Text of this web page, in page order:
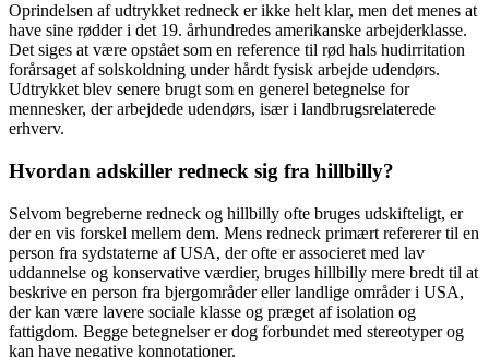
Oprindelsen af udtrykket redneck er ikke helt klar, men det menes at
have sine rødder i det 19. århundredes amerikanske arbejderklasse.
Det siges at være opstået som en reference til rød hals hudirritation
forårsaget af solskoldning under hårdt fysisk arbejde udendørs.
Udtrykket blev senere brugt som en generel betegnelse for
mennesker, der arbejdede udendørs, især i landbrugsrelaterede
erhverv.
Hvordan adskiller redneck sig fra hillbilly?
Selvom begreberne redneck og hillbilly ofte bruges udskifteligt, er
der en vis forskel mellem dem. Mens redneck primært refererer til en
person fra sydstaterne af USA, der ofte er associeret med lav
uddannelse og konservative værdier, bruges hillbilly mere bredt til at
beskrive en person fra bjergområder eller landlige områder i USA,
der kan være lavere sociale klasse og præget af isolation og
fattigdom. Begge betegnelser er dog forbundet med stereotyper og
kan have negative konnotationer.